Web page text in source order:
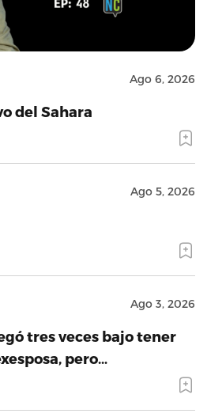
Ago 6, 2026
del Sahara
Ago 5, 2026
Ago 3, 2026
tres veces bajo tener
pero…